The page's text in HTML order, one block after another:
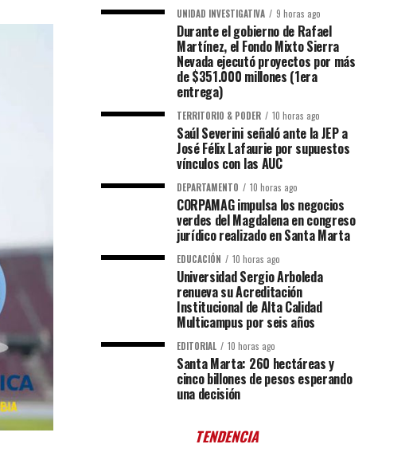
UNIDAD INVESTIGATIVA 9 horas ago
Durante el gobierno de Rafael
Martínez, el Fondo Mixto Sierra
Nevada ejecutó proyectos por más
de $351.000 millones (1era
entrega)
TERRITORIO & PODER 10 horas ago
Saúl Severini señaló ante la JEP a
José Félix Lafaurie por supuestos
vínculos con las AUC
DEPARTAMENTO 10 horas ago
CORPAMAG impulsa los negocios
verdes del Magdalena en congreso
jurídico realizado en Santa Marta
EDUCACIÓN 10 horas ago
Universidad Sergio Arboleda
renueva su Acreditación
Institucional de Alta Calidad
Multicampus por seis años
EDITORIAL 10 horas ago
Santa Marta: 260 hectáreas y
cinco billones de pesos esperando
una decisión
TENDENCIA